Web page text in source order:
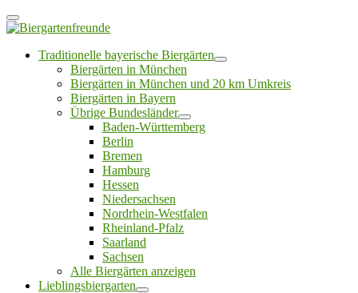
Traditionelle bayerische Biergärten
Biergärten in München
Biergärten in München und 20 km Umkreis
Biergärten in Bayern
Übrige Bundesländer
Baden-Württemberg
Berlin
Bremen
Hamburg
Hessen
Niedersachsen
Nordrhein-Westfalen
Rheinland-Pfalz
Saarland
Sachsen
Alle Biergärten anzeigen
Lieblingsbiergarten